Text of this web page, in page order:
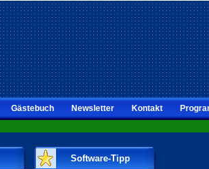
Gästebuch Newsletter Kontakt
Software-Tipp